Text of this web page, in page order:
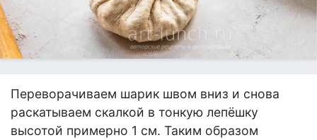
Переворачиваем шарик швом вниз и снова
раскатываем скалкой в тонкую лепёшку
высотой примерно 1 см. Таким образом